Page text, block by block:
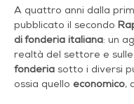
A quattro anni dalla
pubblicato il secondo
di fonderia italiana: un
realtà del settore e sulle
fonderia sotto i diversi
ossia quello economico,